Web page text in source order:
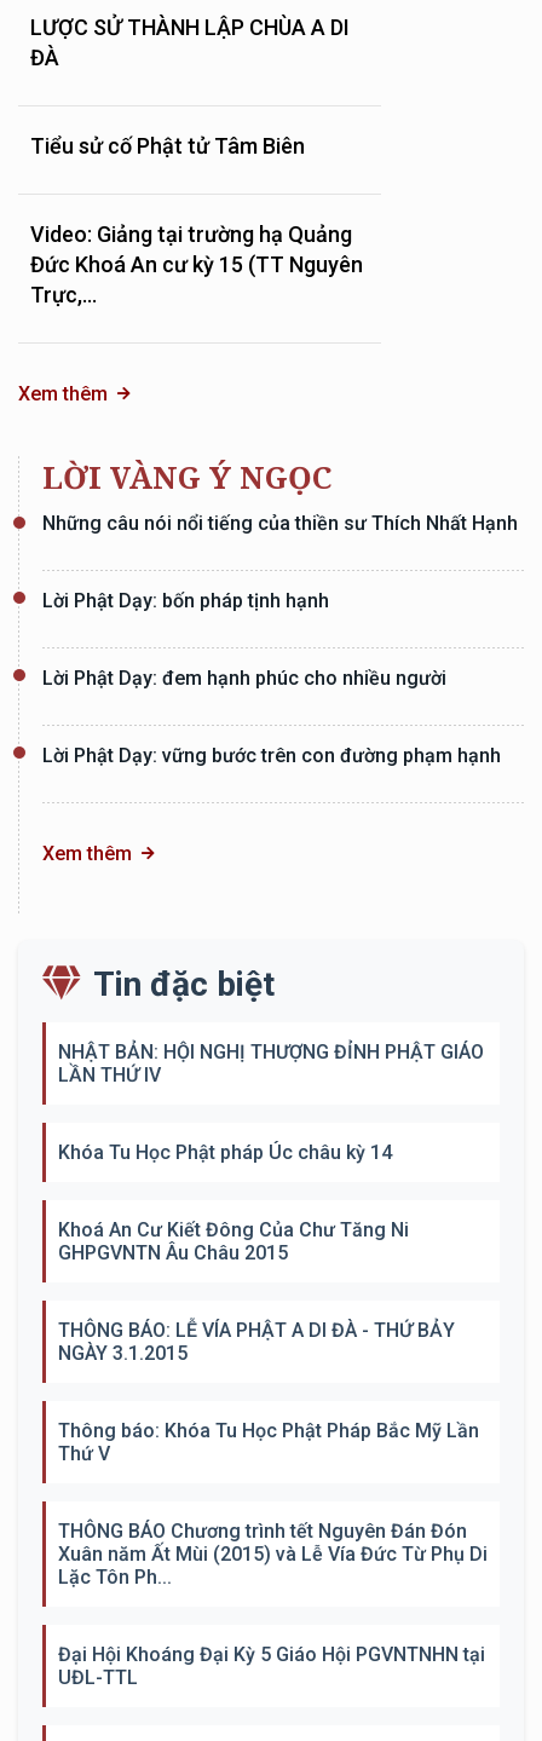
LƯỢC SỬ THÀNH LẬP CHÙA A DI
ĐÀ
Tiểu sử cố Phật tử Tâm Biên
Video: Giảng tại trường hạ Quảng
Đức Khoá An cư kỳ 15 (TT Nguyên
Trực,...
Xem thêm
LỜI VÀNG Ý NGỌC
Những câu nói nổi tiếng của thiền sư Thích Nhất Hạnh
Lời Phật Dạy: bốn pháp tịnh hạnh
Lời Phật Dạy: đem hạnh phúc cho nhiều người
Lời Phật Dạy: vững bước trên con đường phạm hạnh
Xem thêm
Tin đặc biệt
NHẬT BẢN: HỘI NGHỊ THƯỢNG ĐỈNH PHẬT GIÁO
LẦN THỨ IV
Khóa Tu Học Phật pháp Úc châu kỳ 14
Khoá An Cư Kiết Đông Của Chư Tăng Ni
GHPGVNTN Âu Châu 2015
THÔNG BÁO: LỄ VÍA PHẬT A DI ĐÀ - THỨ BẢY
NGÀY 3.1.2015
Thông báo: Khóa Tu Học Phật Pháp Bắc Mỹ Lần
Thứ V
THÔNG BÁO Chương trình tết Nguyên Đán Đón
Xuân năm Ất Mùi (2015) và Lễ Vía Đức Từ Phụ Di
Lặc Tôn Ph...
Đại Hội Khoáng Đại Kỳ 5 Giáo Hội PGVNTNHN tại
UĐL-TTL